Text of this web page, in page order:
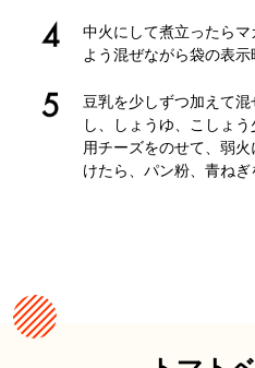
中火にして煮立ったら
よう混ぜながら袋の表示
豆乳を少しずつ加えて
し、しょうゆ、こしょ
用チーズをのせて、弱
けたら、パン粉、青ねぎ